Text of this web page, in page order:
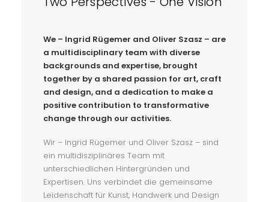
We – Ingrid Rügemer and Oliver Szasz – are
a multidisciplinary team with diverse
backgrounds and expertise, brought
together by a shared passion for art, craft
and design, and a dedication to make a
positive contribution to transformative
change through our activities.
Wir – Ingrid Rügemer und Oliver Szasz – sind
ein multidisziplinäres Team mit
unterschiedlichen Hintergründen und
Expertisen. Uns verbindet die gemeinsame
Leidenschaft für Kunst, Handwerk und Design